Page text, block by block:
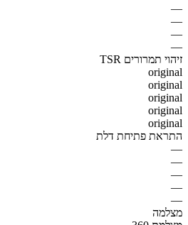
—
—
—
—
זיהוי תמרורים TSR
original
original
original
original
original
התראת פתיחת דלת
—
—
—
—
—
מצלמה